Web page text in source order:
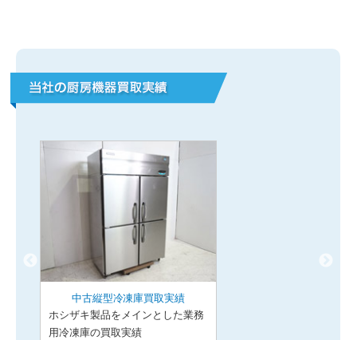
中古縦型冷凍庫買取実績
ホシザキ製品をメインとした業務
用冷凍庫の買取実績